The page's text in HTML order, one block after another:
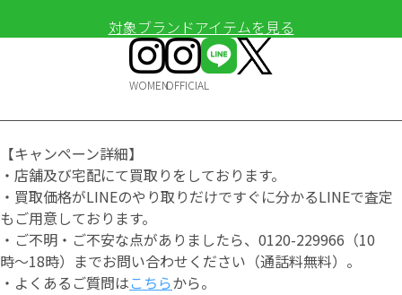
対象ブランドアイテムを見る
WOMENOFFICIAL
【キャンペーン詳細】
・店舗及び宅配にて買取りをしております。
・買取価格がLINEのやり取りだけですぐに分かるLINEで査定
もご用意しております。
・ご不明・ご不安な点がありましたら、0120-229966（10
時〜18時）までお問い合わせください（通話料無料）。
・よくあるご質問はこちらから。